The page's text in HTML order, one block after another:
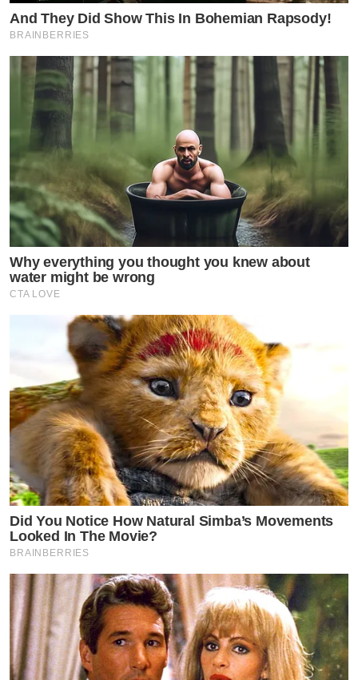
And They Did Show This In Bohemian Rapsody!
BRAINBERRIES
Why everything you thought you knew about
water might be wrong
CTA LOVE
Did You Notice How Natural Simba’s Movements
Looked In The Movie?
BRAINBERRIES